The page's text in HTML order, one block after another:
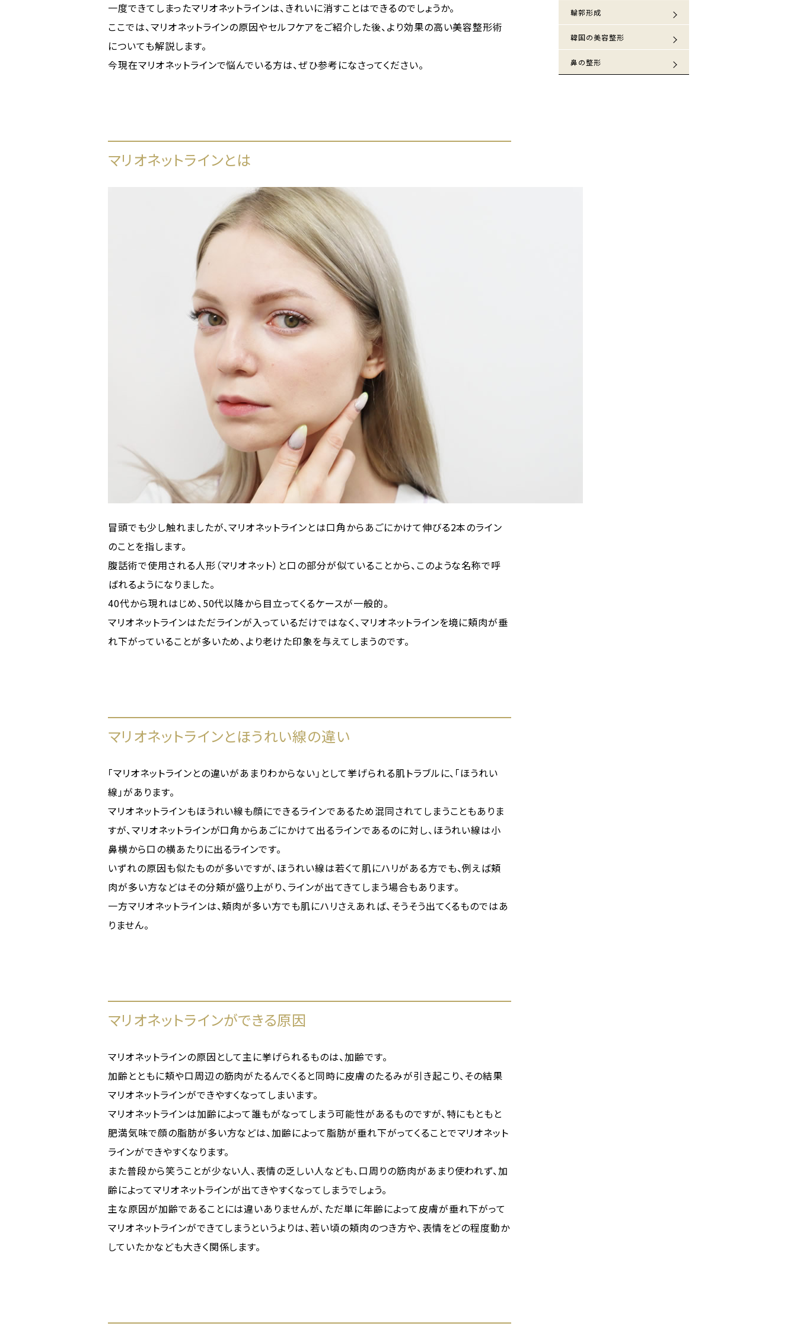
一度できてしまったマリオネットラインは、きれいに消すことはできるのでしょうか。
ここでは、マリオネットラインの原因やセルフケアをご紹介した後、より効果の高い美容整形術
についても解説します。
今現在マリオネットラインで悩んでいる方は、ぜひ参考になさってください。
マリオネットラインとは
冒頭でも少し触れましたが、マリオネットラインとは口角からあごにかけて伸びる2本のライン
のことを指します。
腹話術で使用される人形（マリオネット）と口の部分が似ていることから、このような名称で呼
ばれるようになりました。
40代から現れはじめ、50代以降から目立ってくるケースが一般的。
マリオネットラインはただラインが入っているだけではなく、マリオネットラインを境に頬肉が垂
れ下がっていることが多いため、より老けた印象を与えてしまうのです。
マリオネットラインとほうれい線の違い
「マリオネットラインとの違いがあまりわからない」として挙げられる肌トラブルに、「ほうれい
線」があります。
マリオネットラインもほうれい線も顔にできるラインであるため混同されてしまうこともありま
すが、マリオネットラインが口角からあごにかけて出るラインであるのに対し、ほうれい線は小
鼻横から口の横あたりに出るラインです。
いずれの原因も似たものが多いですが、ほうれい線は若くて肌にハリがある方でも、例えば頬
肉が多い方などはその分頬が盛り上がり、ラインが出てきてしまう場合もあります。
一方マリオネットラインは、頬肉が多い方でも肌にハリさえあれば、そうそう出てくるものではあ
りません。
マリオネットラインができる原因
マリオネットラインの原因として主に挙げられるものは、加齢です。
加齢とともに頬や口周辺の筋肉がたるんでくると同時に皮膚のたるみが引き起こり、その結果
マリオネットラインができやすくなってしまいます。
マリオネットラインは加齢によって誰もがなってしまう可能性があるものですが、特にもともと
肥満気味で顔の脂肪が多い方などは、加齢によって脂肪が垂れ下がってくることでマリオネット
ラインができやすくなります。
また普段から笑うことが少ない人、表情の乏しい人なども、口周りの筋肉があまり使われず、加
齢によってマリオネットラインが出てきやすくなってしまうでしょう。
主な原因が加齢であることには違いありませんが、ただ単に年齢によって皮膚が垂れ下がって
マリオネットラインができてしまうというよりは、若い頃の頬肉のつき方や、表情をどの程度動か
していたかなども大きく関係します。
輪郭形成
韓国の美容整形
鼻の整形